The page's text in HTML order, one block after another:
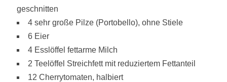
geschnitten
4 sehr große Pilze (Portobello), ohne Stiele
6 Eier
4 Esslöffel fettarme Milch
2 Teelöffel Streichfett mit reduziertem Fettanteil
12 Cherrytomaten, halbiert